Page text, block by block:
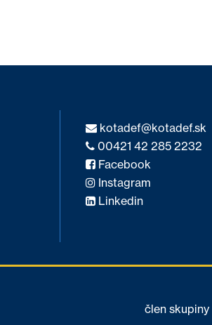
kotadef@kotadef.sk
00421 42 285 2232
Facebook
Instagram
Linkedin
člen skupiny